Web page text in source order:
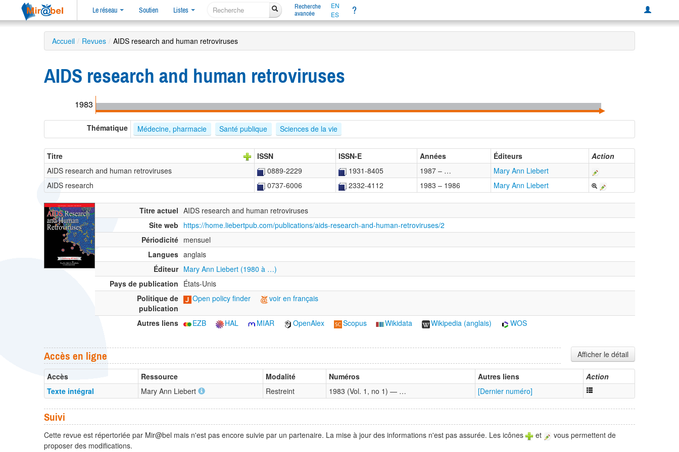
Le réseau Soutien Listes
Recherche
avancée
EN
ES
?
Accueil / Revues / AIDS research and human retroviruses
AIDS research and human retroviruses
1983
Thématique Médecine, pharmacie Santé publique Sciences de la vie
Titre ISSN ISSN-E Années Éditeurs
Action
AIDS research and human retroviruses
0889-2229 1931-8405 1987 – …
Mary Ann Liebert
AIDS research
0737-6006 2332-4112 1983 – 1986 Mary Ann Liebert
Titre actuel AIDS research and human retroviruses
Site web https://home.liebertpub.com/publications/aids-research-and-human-retroviruses/2
Périodicité mensuel
Langues anglais
Éditeur Mary Ann Liebert (1980 à …)
Pays de publication États-Unis
Politique de
publication
Open policy finder voir en français
Autres liens EZB HAL MIAR OpenAlex Scopus Wikidata Wikipedia (anglais) WOS
Afficher le détail
Accès en ligne
Accès Ressource Modalité Numéros Autres liens
Action
Texte intégral
Mary Ann Liebert Restreint 1983 (Vol. 1, no 1) — … [Dernier numéro]
Suivi
Cette revue est répertoriée par Mir@bel mais n'est pas encore suivie par un partenaire. La mise à jour des informations n'est pas assurée. Les icônes et
vous permettent de
proposer des modifications.